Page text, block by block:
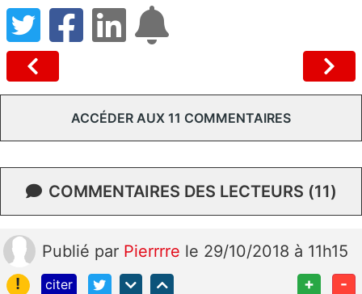
ACCÉDER AUX 11 COMMENTAIRES
COMMENTAIRES DES LECTEURS (11)
Publié par Pierrrre le 29/10/2018 à 11h15
!
citer + -